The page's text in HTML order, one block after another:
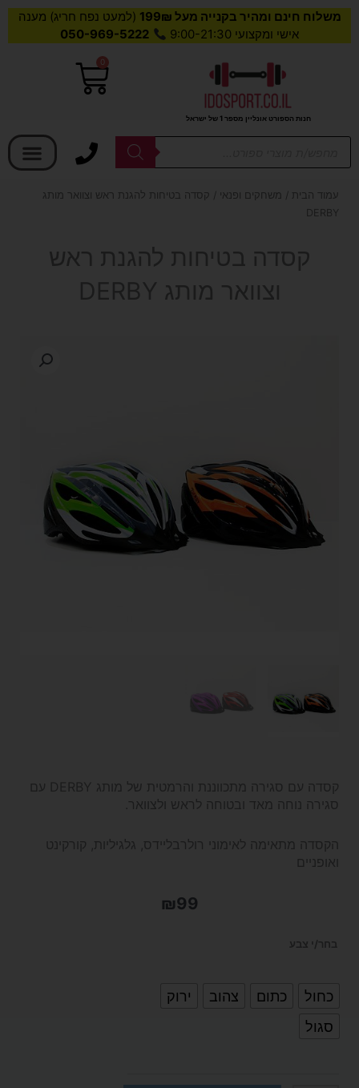
משלוח חינם ומהיר בקנייה מעל 199₪
(למעט נפח חריג) מענה
אישי ומקצועי 9:00-21:30
050-969-5222
חנות הספורט אונליין מספר 1 של ישראל
0
עגלת
Products
עמוד הבית / משחקים ופנאי / קסדה בטיחות להגנת ראש וצוואר מותג
DERBY
קסדה בטיחות להגנת ראש
וצוואר מותג DERBY
קסדה עם סגירה מתכווננת והרמטית של מותג DERBY עם
סגירה נוחה מאד ובטוחה לראש ולצוואר.
הקסדה מתאימה לאימוני רולרבליידס, גלגיליות, קורקינט
ואופניים
₪99
בחר/י צבע
כחול כתום צהוב
ירוק
סגול
כמות
קסדה